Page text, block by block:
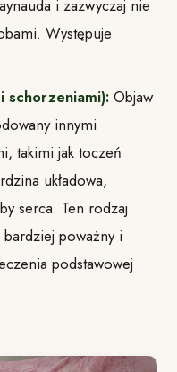
i zazwyczaj nie
Występuje
schorzeniami): Objaw
innymi
takimi jak toczeń
układowa,
serca. Ten rodzaj
poważny i
podstawowej